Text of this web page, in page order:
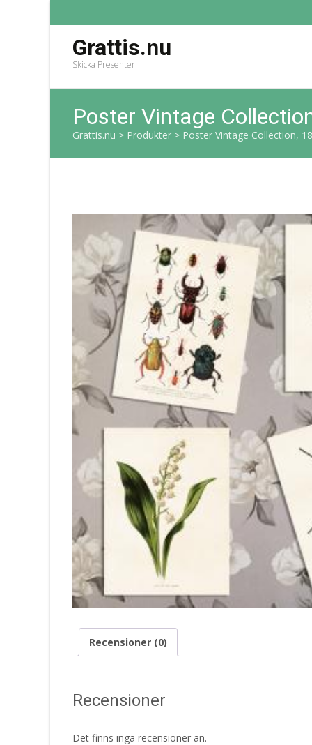
Grattis.nu
Skicka Presenter
Poster Vintage
Grattis.nu > Produkter > Poster Vintage Collection,
Recensioner (0)
Recensioner
Det finns inga recensioner än.